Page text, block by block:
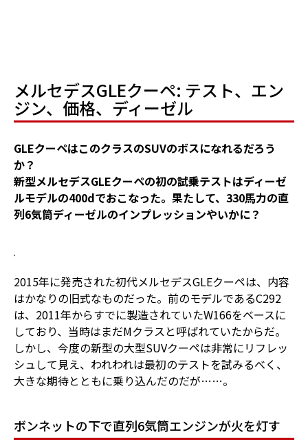
メルセデスGLEクーペ: テスト、エン
ジン、価格、ディーゼル
GLEクーペはこのクラスのSUVのボスになれるだろう
か？
新型メルセデスGLEクーペの初の試乗テストはディーゼ
ルモデルの400dでおこなった。果たして、330馬力の直
列6気筒ディーゼルのインプレッションやいかに？
2015年に発売された初代メルセデスGLEクーペは、内容
はかなりの旧式なものだった。前のモデルであるC292
は、2011年からすでに製造されていたW166をベースに
しており、当時はまだMクラスと呼ばれていたからだ。
しかし、今度の新型の大型SUVクーペは非常にリフレッ
シュして見え、われわれは最初のテストを試みるべく、
大きな期待とともに乗り込んだのだが……。
ボンネットの下で直列6気筒エンジンが火を灯す